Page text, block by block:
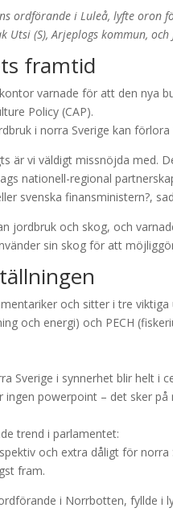
ordförande i Luleå, lyfte
Utsi (S), Arjeplogs kommun,
framtid
varnade för att den nya
Policy (CAP).
i norra Sverige kan
är vi väldigt missnöjda med.
nationell-regional
svenska finansministern?,
jordbruk och skog, och
sin skog för att
och sitter i tre
och energi) och PECH
Sverige i synnerhet blir helt i
powerpoint – det sker på
trend i parlamentet:
och extra dåligt för
fram.
i Norrbotten, fyllde i